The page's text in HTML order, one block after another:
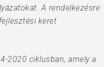
A rendelkezésre
keret
2020 ciklusban, amely a